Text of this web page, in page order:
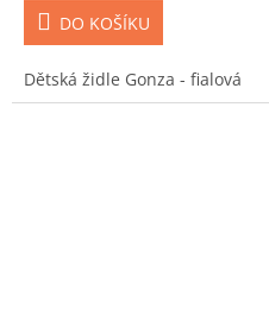
DO KOŠÍKU
Dětská židle Gonza - fialová